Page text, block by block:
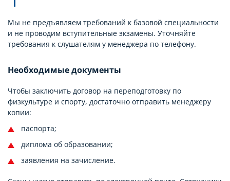
Мы не предъявляем требований к базовой специальности
и не проводим вступительные экзамены. Уточняйте
требования к слушателям у менеджера по телефону.
Необходимые документы
Чтобы заключить договор на переподготовку по
физкультуре и спорту, достаточно отправить менеджеру
копии:
паспорта;
диплома об образовании;
заявления на зачисление.